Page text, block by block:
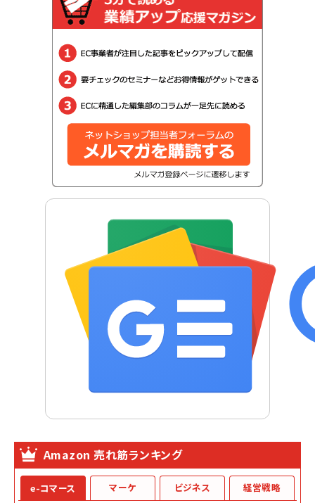
Amazon 売れ筋ランキング
e-コマース マーケ ビジネス 経営戦略